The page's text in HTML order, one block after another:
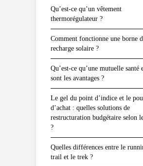
Qu’est-ce qu’un vêtement
thermorégulateur ?
Comment fonctionne une borne
recharge solaire ?
Qu’est-ce qu’une mutuelle santé
sont les avantages ?
Le gel du point d’indice et le
d’achat : quelles solutions de
restructuration budgétaire selon
?
Quelles différences entre le
trail et le trek ?